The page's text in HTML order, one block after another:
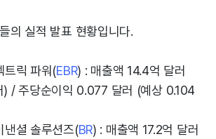
의 실적 발표 현황입니다.
트릭 파워(EBR) : 매출액 14.4억 달러
) / 주당순이익 0.077 달러 (예상 0.104
낸셜 솔루션즈(BR) : 매출액 17.2억 달러